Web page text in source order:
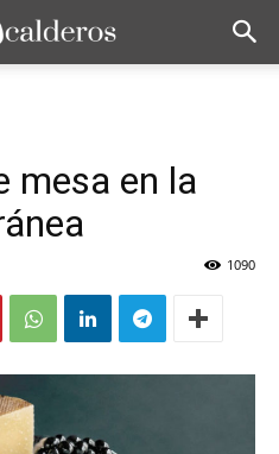
mesa en la
1090